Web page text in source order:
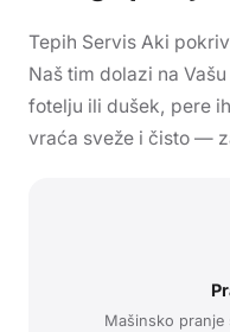
Tepih Servis Aki
Naš tim dolazi na
fotelju ili dušek, pere
vraća sveže i čisto —
Mašinsko pranje